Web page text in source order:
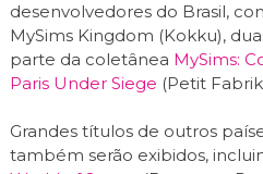
desenvolvedores do Brasil,
MySims Kingdom (Kokku),
parte da coletânea MySims:
Paris Under Siege (Petit
Grandes títulos de outros
também serão exibidos,